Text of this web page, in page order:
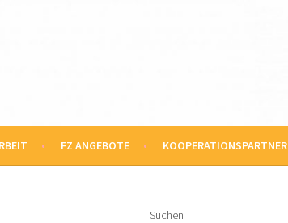
FZ ANGEBOTE KOOPERATIONSPARTNER
Suchen